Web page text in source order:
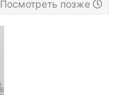
Посмотреть позже